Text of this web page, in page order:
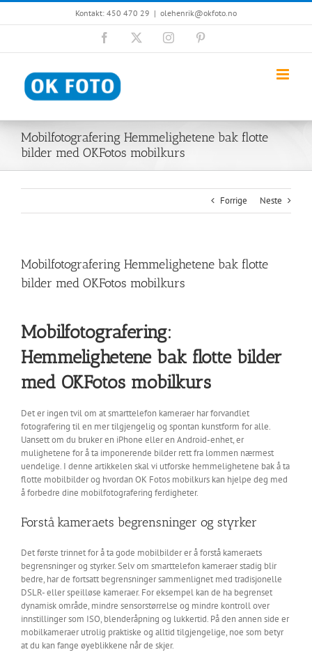
Skip
Kontakt: 450 470 29 | olehenrik@okfoto.no
Facebook Instagram
Mobilfotografering Hemmelighetene bak flotte
bilder med OKFotos mobilkurs
Forrige Neste
Mobilfotografering Hemmelighetene bak flotte
bilder med OKFotos mobilkurs
Mobilfotografering:
Hemmelighetene bak flotte bilder
med OKFotos mobilkurs
Det er ingen tvil om at smarttelefon kameraer har forvandlet
fotografering til en mer tilgjengelig og spontan kunstform for alle.
Uansett om du bruker en iPhone eller en Android-enhet, er
mulighetene for å ta imponerende bilder rett fra lommen nærmest
uendelige. I denne artikkelen skal vi utforske hemmelighetene bak å ta
flotte mobilbilder og hvordan OK Fotos mobilkurs kan hjelpe deg med
å forbedre dine mobilfotografering ferdigheter.
Forstå kameraets begrensninger og styrker
Det første trinnet for å ta gode mobilbilder er å forstå kameraets
begrensninger og styrker. Selv om smarttelefon kameraer stadig blir
bedre, har de fortsatt begrensninger sammenlignet med tradisjonelle
DSLR- eller speilløse kameraer. For eksempel kan de ha begrenset
dynamisk område, mindre sensorstørrelse og mindre kontroll over
innstillinger som ISO, blenderåpning og lukkertid. På den annen side er
mobilkameraer utrolig praktiske og alltid tilgjengelige, noe som betyr
at du kan fange øyeblikkene når de skjer.